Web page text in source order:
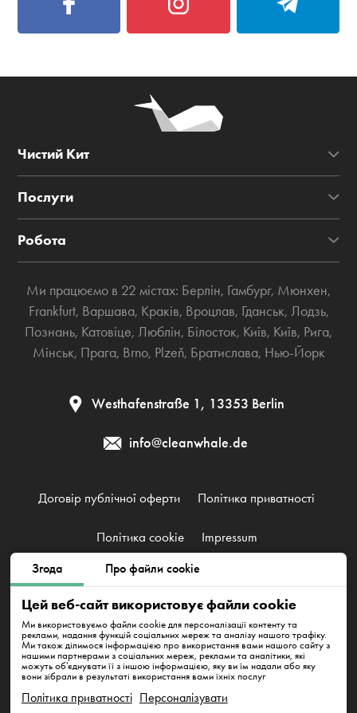
Згода Про файли cookie
Цей веб-сайт використовує файли cookie
Ми використовуємо файли cookie для персоналізації контенту та
реклами, надання функцій соціальних мереж та аналізу нашого трафіку.
Ми також ділимося інформацією про використання вами нашого сайту з
нашими партнерами з соціальних мереж, реклами та аналітики, які
можуть об'єднувати її з іншою інформацією, яку ви їм надали або яку
вони зібрали в результаті використання вами їхніх послуг
Політика приватності Персоналізувати
Чистий Кит
Послуги
Робота
Ми працюємо в 22 містах: Берлін, Гамбург, Мюнхен,
Frankfurt, Варшава, Краків, Вроцлав, Гданськ, Лодзь,
Познань, Катовіце, Люблін, Білосток, Київ, Київ, Рига,
Мінськ, Прага, Brno, Plzeň, Братислава, Нью-Йорк
Westhafenstraße 1, 13353 Berlin
info@cleanwhale.de
Договір публічної оферти Політика приватності
Політика cookie Impressum
CleanWhale GmbH, HRB 240046 B, DE353460818
Westhafenstraße 1, 13353 Berlin